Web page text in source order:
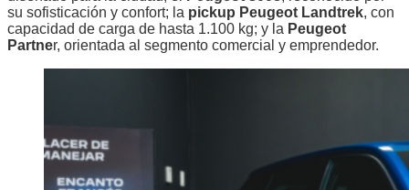
su sofisticación y confort; la pickup Peugeot Landtrek, con
capacidad de carga de hasta 1.100 kg; y la Peugeot
Partner, orientada al segmento comercial y emprendedor.